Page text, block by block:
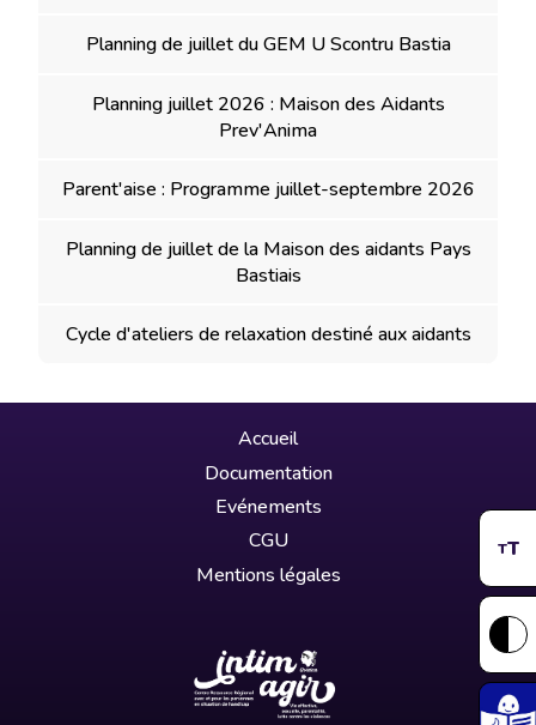
TT
Planning de juillet du GEM U Scontru Bastia
Planning juillet 2026 : Maison des Aidants
Prev'Anima
Parent'aise : Programme juillet-septembre 2026
Planning de juillet de la Maison des aidants Pays
Bastiais
Cycle d'ateliers de relaxation destiné aux aidants
Accueil
Documentation
Evénements
CGU
Mentions légales